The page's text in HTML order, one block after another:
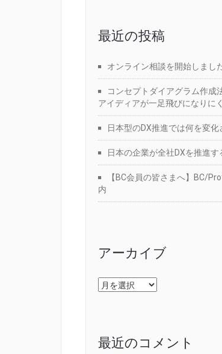
最近の投稿
オンライン相談を開始しまし
コンセプトダイアグラム作成
アイディアが一足飛びになりに
日本型のDX推進では何を変化
日本の企業が全社DXを推進す
【BC会員の皆さまへ】BC/
内
アーカイブ
ア
ー
最近のコメント